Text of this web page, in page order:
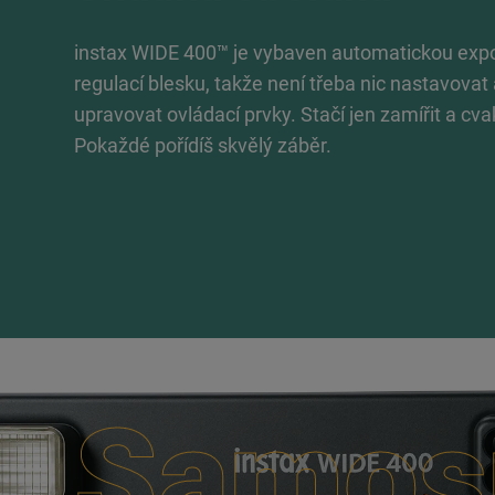
instax WIDE 400™ je vybaven automatickou
regulací blesku, takže není třeba nic nastavovat
upravovat ovládací prvky. Stačí jen zamířit a
Pokaždé pořídíš skvělý záběr.